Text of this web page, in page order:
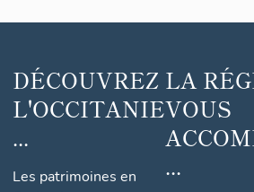
DÉCOUVREZ
L'OCCITANIE
...
Les patrimoines en
LA
VOUS
...